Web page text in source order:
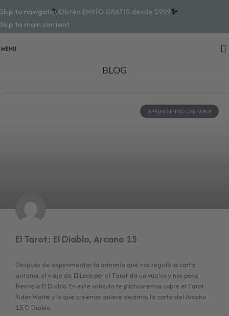
Skip to navigation
Skip to main content
✨Obtén ENVÍO GRATIS desde $999✨
MENU
BLOG
APRENDIENDO DEL TAROT
El Tarot: El Diablo, Arcano 15
Después de experimentar la armonía que nos regaló la carta
anterior, el viaje de El Loco por el Tarot da un vuelco y nos pone
frente a El Diablo. En este artículo te platicaremos sobre el Tarot
Rider-Waite y lo que creemos quiere decirnos la carta del Arcano
15, El Diablo.